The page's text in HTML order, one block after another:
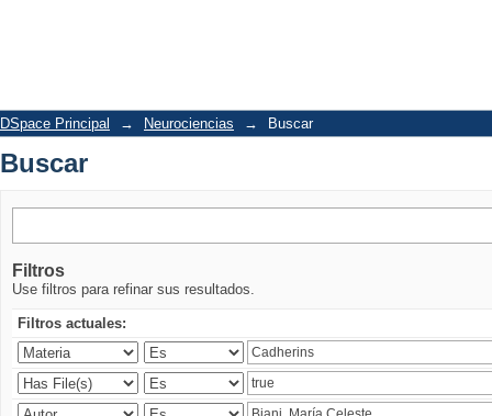
DSpace Principal → Neurociencias → Buscar
Buscar
Filtros
Use filtros para refinar sus resultados.
Filtros actuales: